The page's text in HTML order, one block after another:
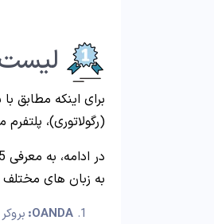
لیست
برای اینکه مطابق
(رگولاتوری)،
در ادامه، به معرفی 5
به زبان های مختلف
OANDA: